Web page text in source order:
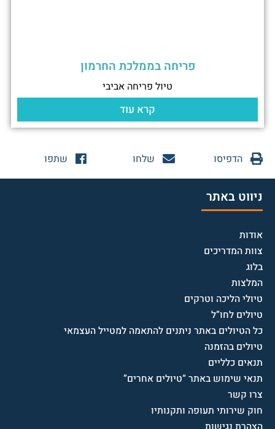
פריחה בממלכת החרמון
טיול פריחה אביבי
קרא עוד
הדפיסו שלחו שתפו
ניווט באתר
אודות
צוות המדריכים
בלוג
המלצות
טיולי הליכה וטרקים
טיולים לחו”ל
כל הטיולים באתר ניתנים להתאמה למטייל העצמאי
טיולים בהזמנה
תנאים כלליים
תנאי שימוש באתר “טיולים אחרים”
צרו קשר
חוק שירותי תעופה ותקנותיו